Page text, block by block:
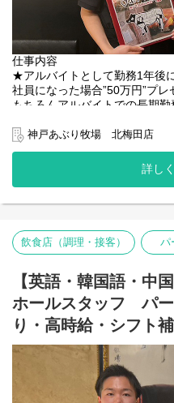
働きながら美味しい料理を楽
★働きやすさ抜群！
分からないことは気軽に質問
徐々にスキルアップしていける
■■■■ 神戸あぶり牧場について
食肉卸売商社の直営焼肉店で、
神戸牛等のお肉を提供していま
部位ごとにあわせた調味料は
多くのお客様トリコにしてきま
仕事内容
★アルバイトとして勤務1年後
社員になった場合”50万円”プ
もちろんアルバイトでの長期勤
■■■■■■■■■■■■
稼げる＆楽しい職場ならココ！
◎注文はQRコードで簡単♪
最初は元気に「いらっしゃい
・席のご案内
・配膳
・レジ
など徐々に覚えていってくだ
＝＝＝＝＝＝＝＝＝＝＝＝
●土日両方フルタイムで入れる方
⇒時給プラス50円
神戸あぶり牧場 北梅田店
詳し
飲食店（調理・接客） パ
【英語・韓国語・中
ホールスタッフ パ
り・高時給・シフト